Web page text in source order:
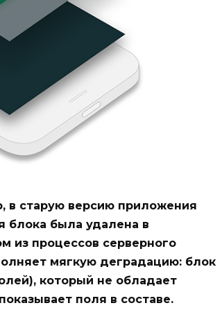
в старую версию приложения
блока была удалена в
из процессов серверного
мягкую деградацию: блок
который не обладает
поля в составе.